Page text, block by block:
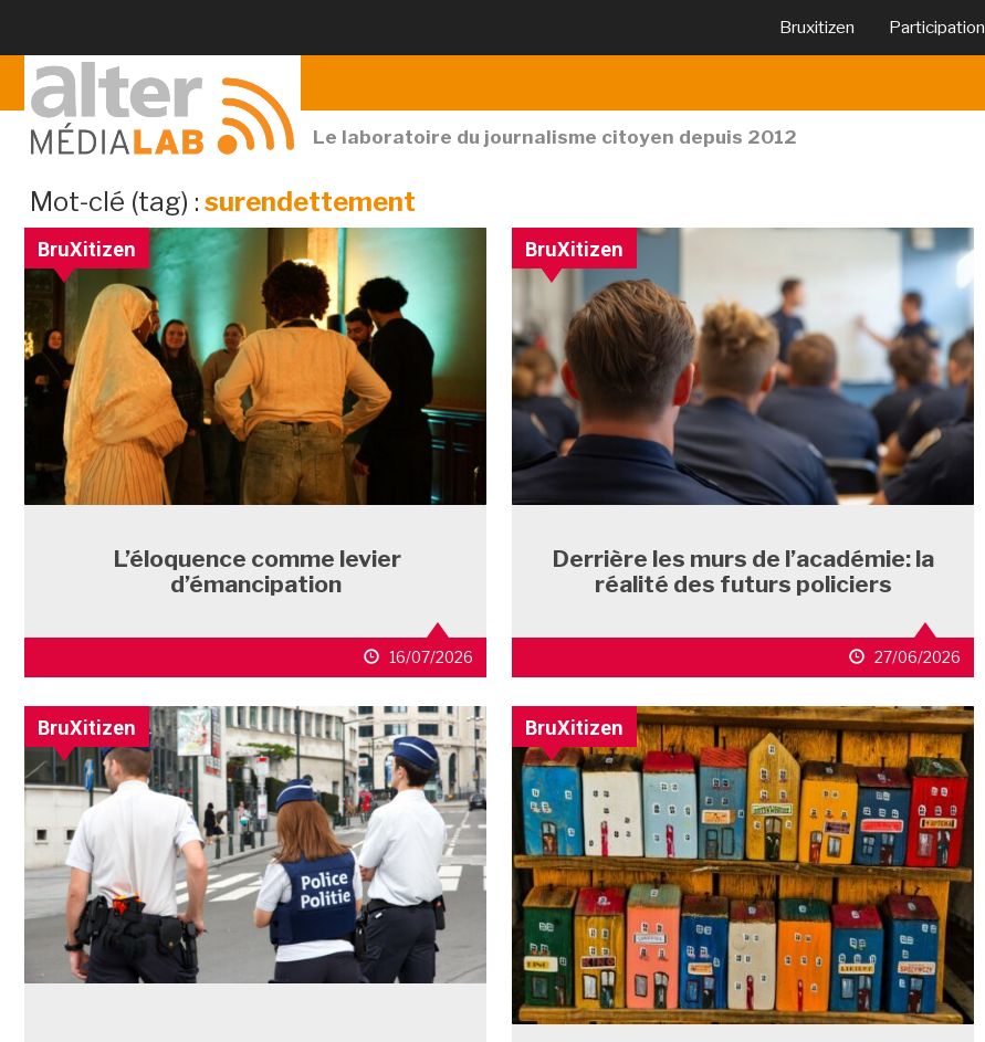
Bruxitizen Participation
Le laboratoire du journalisme citoyen depuis 2012
Mot-clé (tag) : surendettementarchives
par
BruXitizen
L’éloquence comme levier
d’émancipation
16/07/2026
BruXitizen
Derrière les murs de l’académie: la
réalité des futurs policiers
27/06/2026
BruXitizen BruXitizen